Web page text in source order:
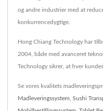
og andre industrier med at
konkurrencedygtige.
Hong Chiang Technology har
2004, både med avanceret
Technology sikrer, at hver
Se vores kvalitets
Madleveringssystem Sushi